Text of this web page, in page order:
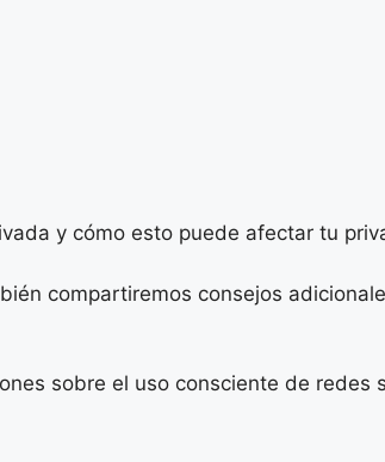
y cómo esto puede afectar tu
compartiremos consejos
sobre el uso consciente de redes